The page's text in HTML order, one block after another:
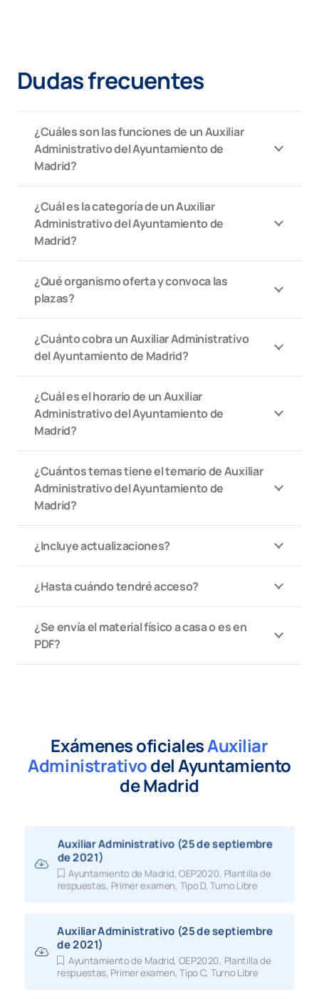
Dudas frecuentes
¿Cuáles son las funciones de un Auxiliar
Administrativo del Ayuntamiento de
Madrid?
¿Cuál es la categoría de un Auxiliar
Administrativo del Ayuntamiento de
Madrid?
¿Qué organismo oferta y convoca las
plazas?
¿Cuánto cobra un Auxiliar Administrativo
del Ayuntamiento de Madrid?
¿Cuál es el horario de un Auxiliar
Administrativo del Ayuntamiento de
Madrid?
¿Cuántos temas tiene el temario de Auxiliar
Administrativo del Ayuntamiento de
Madrid?
¿Incluye actualizaciones?
¿Hasta cuándo tendré acceso?
¿Se envía el material físico a casa o es en
PDF?
Exámenes oficialesAuxiliar
Administrativodel Ayuntamiento
de Madrid
Auxiliar Administrativo (25 de septiembre
de 2021)
Ayuntamiento de Madrid, OEP2020, Plantilla de
respuestas, Primer examen, Tipo D,Turno Libre
Auxiliar Administrativo (25 de septiembre
de 2021)
Ayuntamiento de Madrid, OEP2020, Plantilla de
respuestas, Primer examen,Tipo C,Turno Libre